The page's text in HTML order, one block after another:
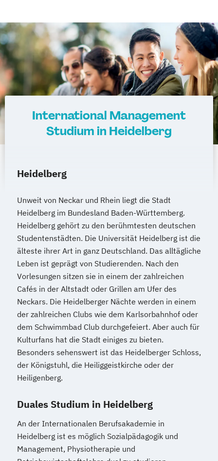
International Management
Studium in Heidelberg
Heidelberg
Unweit von Neckar und Rhein liegt die Stadt
Heidelberg im Bundesland Baden-Württemberg.
Heidelberg gehört zu den berühmtesten deutschen
Studentenstädten. Die Universität Heidelberg ist die
älteste ihrer Art in ganz Deutschland. Das alltägliche
Leben ist geprägt von Studierenden. Nach den
Vorlesungen sitzen sie in einem der zahlreichen
Cafés in der Altstadt oder Grillen am Ufer des
Neckars. Die Heidelberger Nächte werden in einem
der zahlreichen Clubs wie dem Karlsorbahnhof oder
dem Schwimmbad Club durchgefeiert. Aber auch für
Kulturfans hat die Stadt einiges zu bieten.
Besonders sehenswert ist das Heidelberger Schloss,
der Königstuhl, die Heiliggeistkirche oder der
Heiligenberg.
Duales Studium in Heidelberg
An der Internationalen Berufsakademie in
Heidelberg ist es möglich Sozialpädagogik und
Management, Physiotherapie und